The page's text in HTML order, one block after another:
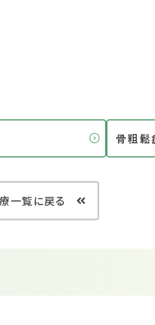
骨粗
一覧に戻る